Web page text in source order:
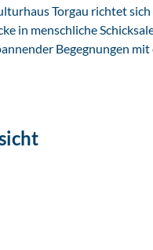
Torgau richtet
in menschliche
Begegnungen